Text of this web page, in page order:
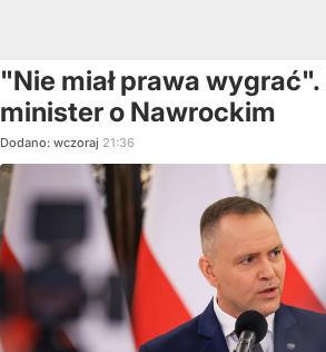
"Nie miał prawa
minister o Nawrockim
Dodano: wczoraj 21:36